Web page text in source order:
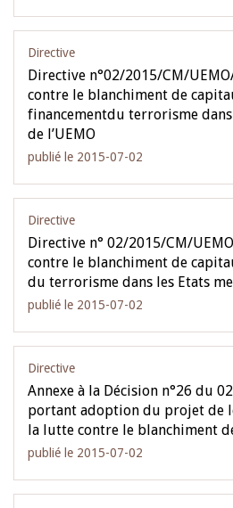
Directive
Directive n°02/2015/CM/
contre le blanchiment de
financementdu terrorisme
de l’UEMO
publié le 2015-07-02
Directive
Directive n° 02/2015/CM/
contre le blanchiment de
du terrorisme dans les Etats
publié le 2015-07-02
Directive
Annexe à la Décision n°26 du
portant adoption du projet de
la lutte contre le blanchiment
publié le 2015-07-02